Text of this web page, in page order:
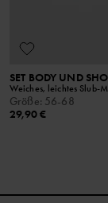
SET BODY UND
Weiches, leichtes Slub-
Größe: 56-68
29,90 €